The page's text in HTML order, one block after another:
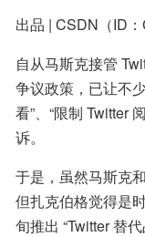
出品 | CSDN（ID：
自从马斯克接管
争议政策，已让不
看”、“限制 Twitter
诉。
于是，虽然马斯克
但扎克伯格觉得是
旬推出 “Twitter 替